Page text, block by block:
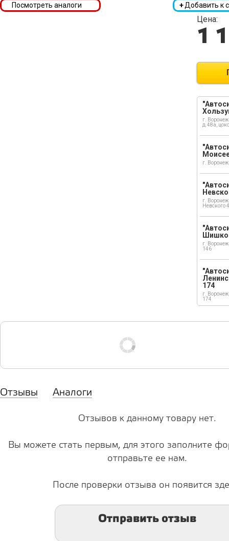
+Добавить к
Посмотреть аналоги
Цена:
1
г.
д.48а,
г.
г.
Невского
г.
146
174
г.
174
Отзывы Аналоги
Отзывов к данному товару нет.
Вы можете стать первым, для этого заполните
отправьте ее нам.
После проверки отзыва он появится
Отправить отзыв